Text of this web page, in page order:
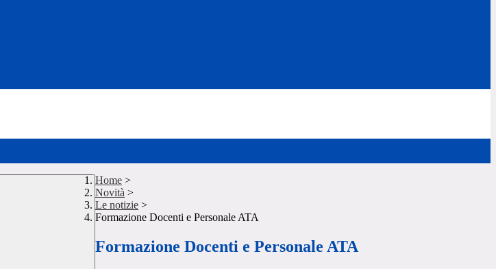
Home >
Novità >
Le notizie >
Formazione Docenti e Personale ATA
Formazione Docenti e Personale ATA